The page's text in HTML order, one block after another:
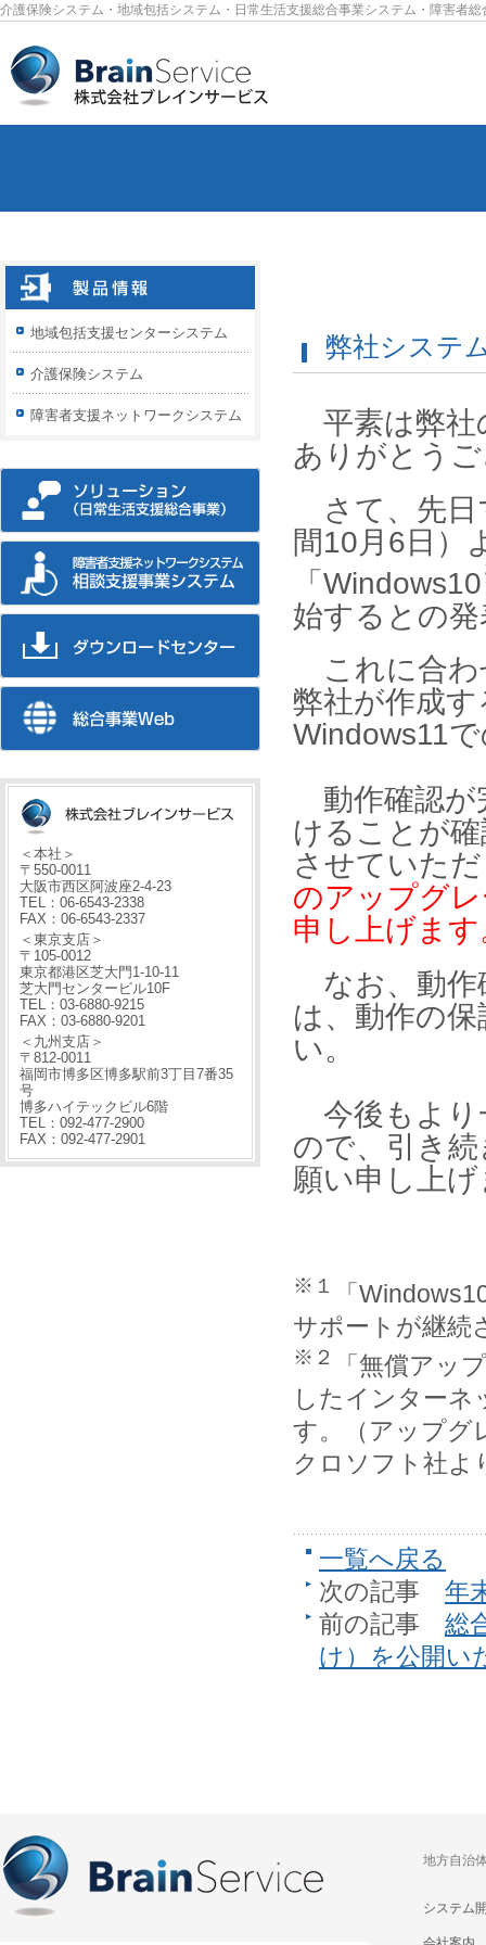
介護保険システム・地域包括システム・日常生活支援総合事業システム・障害者総
弊社システ
平素は弊社
ありがとう
さて、先日
間10月6日）
「Windows10
始するとの
これに合わ
弊社が作成
Windows11
動作確認が
けることが
させていた
のアップグ
申し上げます
なお、動作
は、動作の
い。
今後もより
ので、引き
願い申し上
※１
「
サポートが継続
※２
「無償アッ
したインター
す。（アップグ
クロソフト社よ
一覧へ戻る
次の記事 年
前の記事 総
け）を公開い
地域包括支援センターシステム
介護保険システム
障害者支援ネットワークシステム
＜本社＞
〒550-0011
大阪市西区阿波座2-4-23
TEL：06-6543-2338
FAX：06-6543-2337
＜東京支店＞
〒105-0012
東京都港区芝大門1-10-11
芝大門センタービル10F
TEL：03-6880-9215
FAX：03-6880-9201
＜九州支店＞
〒812-0011
福岡市博多区博多駅前3丁目7番35
号
博多ハイテックビル6階
TEL：092-477-2900
FAX：092-477-2901
地方自治
システム